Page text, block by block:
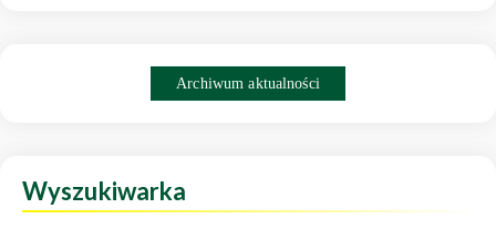
Archiwum aktualności
Wyszukiwarka